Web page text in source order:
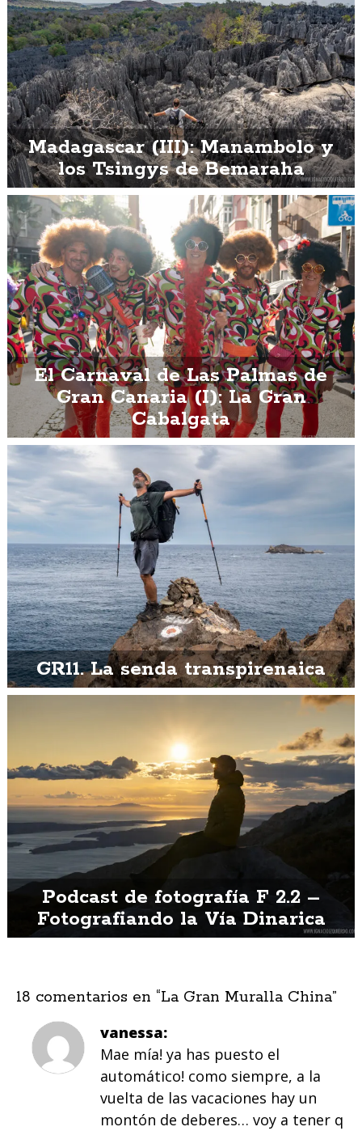
Madagascar (III): Manambolo y
los Tsingys de Bemaraha
El Carnaval de Las Palmas de
Gran Canaria (I): La Gran
Cabalgata
GR11. La senda transpirenaica
Podcast de fotografía F 2.2 –
Fotografiando la Vía Dinarica
18 comentarios en “La Gran Muralla China”
vanessa
Mae mía! ya has puesto el
automático! como siempre, a la
vuelta de las vacaciones hay un
montón de deberes… voy a tener q